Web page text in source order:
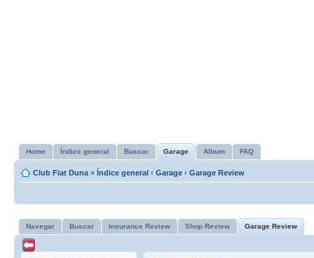
Home Índice general Buscar Garage Album FAQ
Club Fiat Duna » Índice general ‹ Garage ‹ Garage Review
Navegar Buscar Insurance Review Shop Review Garage Review